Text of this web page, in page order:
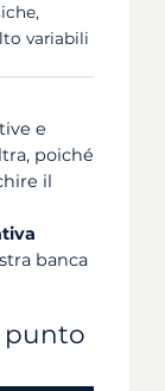
variabili
e
poiché
il
banca
punto